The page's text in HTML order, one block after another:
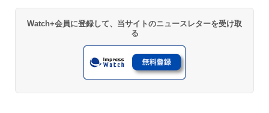
Watch+会員に登録して、当サイトのニュースレターを受け取
る